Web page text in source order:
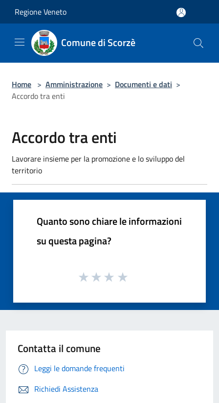
Regione Veneto
Comune di Scorzè
Home > Amministrazione > Documenti e dati >
Accordo tra enti
Accordo tra enti
Lavorare insieme per la promozione e lo sviluppo del
territorio
Quanto sono chiare le informazioni
su questa pagina?
Contatta il comune
Leggi le domande frequenti
Richiedi Assistenza